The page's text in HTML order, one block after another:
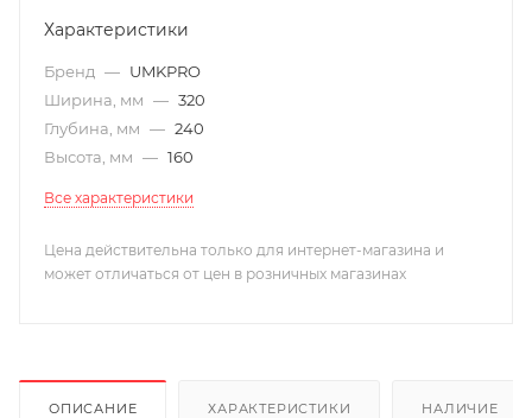
Характеристики
Бренд — UMKPRO
Ширина, мм — 320
Глубина, мм — 240
Высота, мм — 160
Все характеристики
Цена действительна только для интернет-магазина и
может отличаться от цен в розничных магазинах
ОПИСАНИЕ ХАРАКТЕРИСТИКИ НАЛИЧИЕ